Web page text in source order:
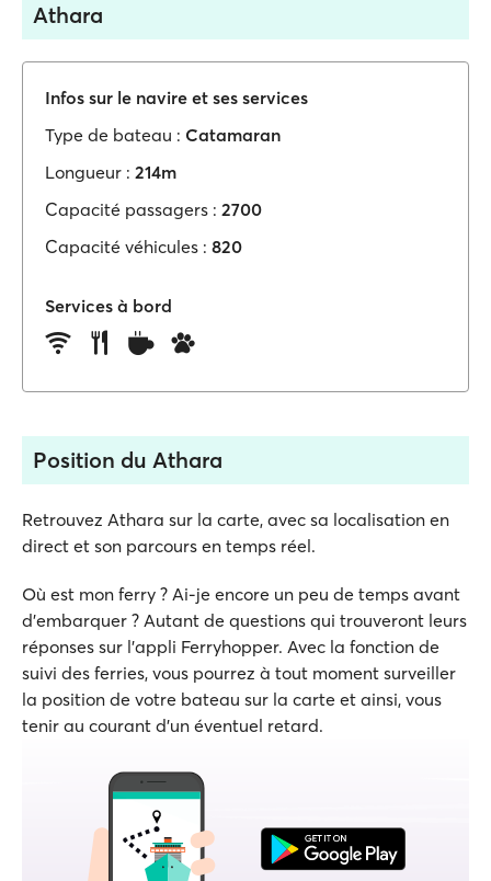
Athara
Infos sur le navire et ses services
Type de bateau : Catamaran
Longueur : 214m
Capacité passagers : 2700
Capacité véhicules : 820
Services à bord
Position du Athara
Retrouvez Athara sur la carte, avec sa localisation en
direct et son parcours en temps réel.
Où est mon ferry ? Ai-je encore un peu de temps avant
d'embarquer ? Autant de questions qui trouveront leurs
réponses sur l'appli Ferryhopper. Avec la fonction de
suivi des ferries, vous pourrez à tout moment surveiller
la position de votre bateau sur la carte et ainsi, vous
tenir au courant d'un éventuel retard.